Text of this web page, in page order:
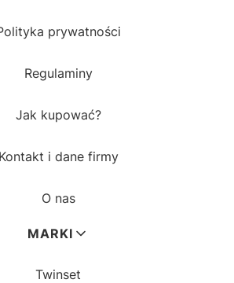
prywatności
Regulaminy
Jak kupować?
Kontakt i dane firmy
O nas
MARKI
Twinset